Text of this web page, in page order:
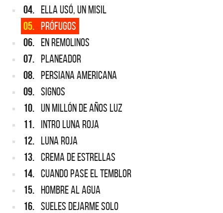
04. ELLA USÓ, UN MISIL
05. PRÓFUGOS
06. EN REMOLINOS
07. PLANEADOR
08. PERSIANA AMERICANA
09. SIGNOS
10. UN MILLÓN DE AÑOS LUZ
11. INTRO LUNA ROJA
12. LUNA ROJA
13. CREMA DE ESTRELLAS
14. CUANDO PASE EL TEMBLOR
15. HOMBRE AL AGUA
16. SUELES DEJARME SOLO